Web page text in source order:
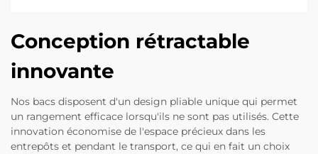
Conception rétractable
innovante
Nos bacs disposent d'un design pliable unique qui permet
un rangement efficace lorsqu'ils ne sont pas utilisés. Cette
innovation économise de l'espace précieux dans les
entrepôts et pendant le transport, ce qui en fait un choix